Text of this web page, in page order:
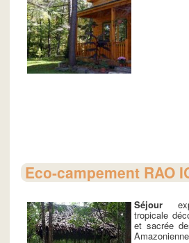
Eco-campement RAO
Séjour
tropicale
et sacrée